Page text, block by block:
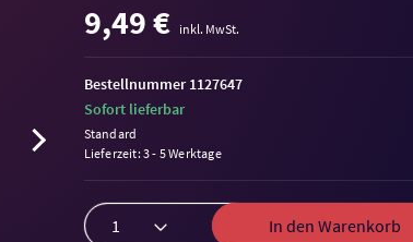
9,49 € inkl. MwSt.
In den Warenkorb
Bestellnummer 1127647
Sofort lieferbar
Standard
Lieferzeit: 3 - 5 Werktage